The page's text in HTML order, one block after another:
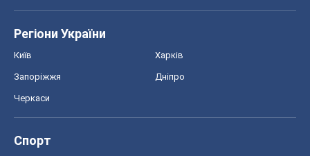
Регіони України
Київ Харків
Запоріжжя Дніпро
Черкаси
Спорт